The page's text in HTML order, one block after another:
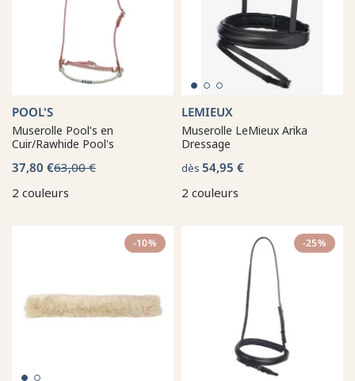
POOL'S
Muserolle Pool's en
Cuir/Rawhide Pool's
37,80 €63,00 €
2 couleurs
LEMIEUX
Muserolle LeMieux Arika
Dressage
dès 54,95 €
2 couleurs
-10% -25%